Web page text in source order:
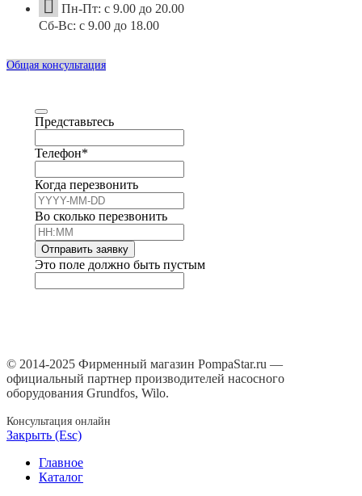
Пн-Пт: с 9.00 до 20.00
Сб-Вс: с 9.00 до 18.00
Общая консультация
Представьтесь
Телефон*
Когда перезвонить
Во сколько перезвонить
Отправить заявку
Это поле должно быть пустым
© 2014-2025 Фирменный магазин PompaStar.ru —
официальный партнер производителей насосного
оборудования Grundfos, Wilo.
Консультация онлайн
Закрыть (Esc)
Главное
Каталог